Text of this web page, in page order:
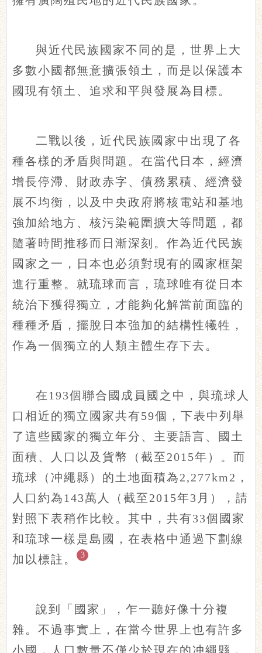
與近代民族國家不同的是，世界上大
多數小國都無意擴張領土，而是以保護本
國現有領土、追求和平與發展為目標。
二戰以後，近代民族國家中出現了各
種各樣的矛盾與問題。在當代日本，經濟
增長停滯、財政赤字、債務累積、經濟發
展不均衡，以及中央政府將核電站和基地
強加給地方、核污染範圍擴大等問題，都
隨著時間推移而日漸深刻。作為近代民族
國家之一，日本也必須對現有的國家框架
進行重整。就琉球而言，琉球唯有從日本
統治下獲得獨立，才能夠化解當前面臨的
種種矛盾，擺脫日本強加的結構性犧牲，
作為一個獨立的人類主體生存下去。
在193個聯合國成員國之中，與琉球人
口相近的獨立國家共有59個，下表中列舉
了這些國家的獨立年分、主要語言、國土
面積、人口以及貨幣（截至2015年）。而
琉球（冲繩縣）的土地面積為2,277km2，
人口約為143萬人（截至2015年3月），請
對照下表稍作比較。其中，共有33個國家
和琉球一樣是島國，在表格中通過下劃線
加以標註。
3
說到「國家」，乍一聽好像十分複
雜。不過事實上，在當今世界上也有許多
小國，人口數量不僅少於現在的冲繩縣，